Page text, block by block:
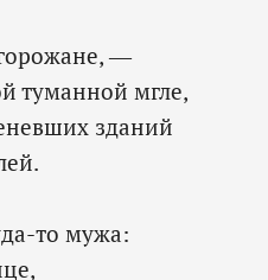
—
туманной мгле,
зданий
то мужа: